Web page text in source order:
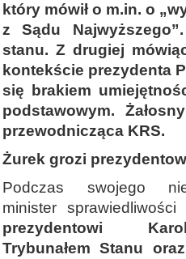
który mówił o m.in. o
z Sądu
stanu. Z drugiej
kontekście prezydenta
się brakiem
podstawowym.
przewodnicząca KRS.
Żurek grozi
Podczas swojego
minister
prezydentowi
Trybunałem Stanu